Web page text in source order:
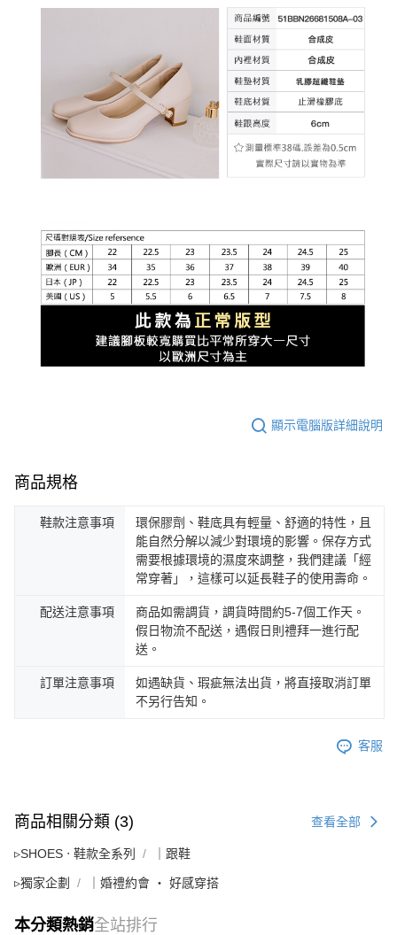
顯示電腦版詳細說明
商品規格
鞋款注意事項
環保膠劑、鞋底具有輕量、舒適的特性，且
能自然分解以減少對環境的影響。保存方式
需要根據環境的濕度來調整，我們建議「經
常穿著」，這樣可以延長鞋子的使用壽命。
配送注意事項
商品如需調貨，調貨時間約5-7個工作天。
假日物流不配送，遇假日則禮拜一進行配
送。
訂單注意事項
如遇缺貨、瑕疵無法出貨，將直接取消訂單
不另行告知。
客服
商品相關分類 (3) 查看全部
▹SHOES ‧ 鞋款全系列 ｜跟鞋
▹獨家企劃 ｜婚禮約會 ‧ 好感穿搭
本分類熱銷全站排行